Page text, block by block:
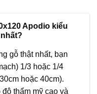
Apodio kiểu
gỗ thật nhất, bạn
1/3 hoặc 1/4
hoặc 40cm).
thẩm mỹ cao và